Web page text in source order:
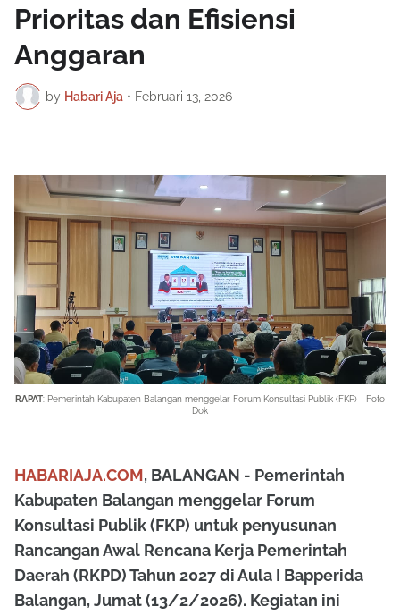
Prioritas dan Efisiensi
Anggaran
by Habari Aja • Februari 13, 2026
RAPAT: Pemerintah Kabupaten Balangan menggelar Forum Konsultasi Publik (FKP) - Foto
Dok
HABARIAJA.COM, BALANGAN - Pemerintah
Kabupaten Balangan menggelar Forum
Konsultasi Publik (FKP) untuk penyusunan
Rancangan Awal Rencana Kerja Pemerintah
Daerah (RKPD) Tahun 2027 di Aula I Bapperida
Balangan, Jumat (13/2/2026). Kegiatan ini